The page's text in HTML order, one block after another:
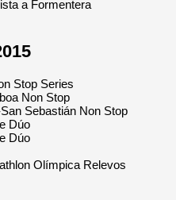
a Formentera
Stop Series
Non Stop
Sebastián Non Stop
Dúo
Dúo
Olímpica Relevos